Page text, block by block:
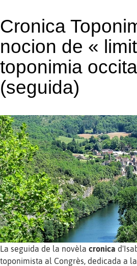
Cronica
nocion de «
toponimia
(seguida)
La seguida de la novèla cronica
toponimista al Congrès, dedicada a la